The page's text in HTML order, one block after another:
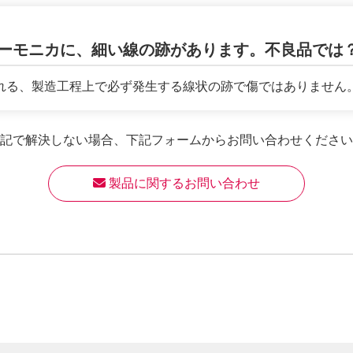
モニカに、細い線の跡があります。不良品では
、製造工程上で必ず発生する線状の跡で傷ではありません
で解決しない場合、 下記フォームからお問い合わせください
製品に関するお問い合わせ